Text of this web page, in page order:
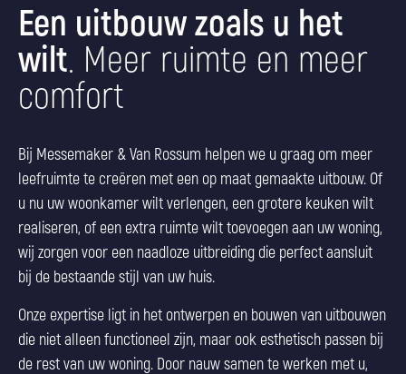
Een uitbouw zoals u het
wilt. Meer ruimte en meer
comfort
Bij Messemaker & Van Rossum helpen we u graag om meer
leefruimte te creëren met een op maat gemaakte uitbouw. Of
u nu uw woonkamer wilt verlengen, een grotere keuken wilt
realiseren, of een extra ruimte wilt toevoegen aan uw woning,
wij zorgen voor een naadloze uitbreiding die perfect aansluit
bij de bestaande stijl van uw huis.
Onze expertise ligt in het ontwerpen en bouwen van uitbouwen
die niet alleen functioneel zijn, maar ook esthetisch passen bij
de rest van uw woning. Door nauw samen te werken met u,